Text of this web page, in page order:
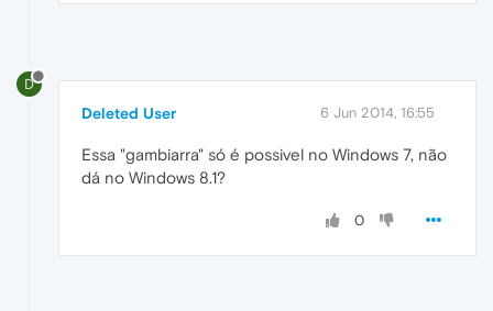
D
Deleted User 6 Jun 2014, 16:55
Essa "gambiarra" só é possivel no Windows 7, não
dá no Windows 8.1?
0